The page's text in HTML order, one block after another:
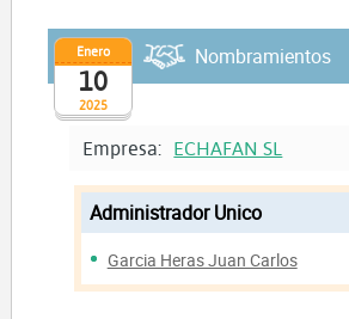
2025
Enero
10
Nombramientos
Empresa: ECHAFAN SL
Administrador Unico
Garcia Heras Juan Carlos